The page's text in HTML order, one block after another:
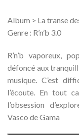
Album > La transe
Genre : R’n’b 3.0
R’n’b vaporeux,
défoncé aux
musique. C’est
l’écoute. En tout
l’obsession
Vasco de Gama